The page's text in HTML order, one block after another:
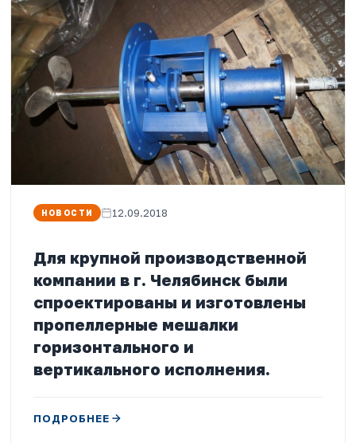
НОВОСТИ 12.09.2018
Для крупной производственной
компании в г. Челябинск были
спроектированы и изготовлены
пропеллерные мешалки
горизонтального и
вертикального исполнения.
ПОДРОБНЕЕ